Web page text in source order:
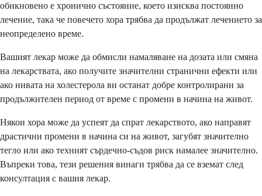
обикновено е хронично състояние, което изисква постоянно
лечение, така че повечето хора трябва да продължат лечението за
неопределено време.
Вашият лекар може да обмисли намаляване на дозата или смяна
на лекарствата, ако получите значителни странични ефекти или
ако нивата на холестерола ви останат добре контролирани за
продължителен период от време с промени в начина на живот.
Някои хора може да успеят да спрат лекарството, ако направят
драстични промени в начина си на живот, загубят значително
тегло или ако техният сърдечно-съдов риск намалее значително.
Въпреки това, тези решения винаги трябва да се вземат след
консултация с вашия лекар.